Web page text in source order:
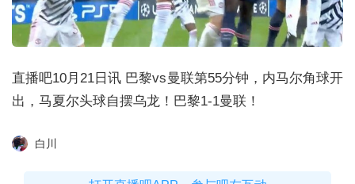
直播吧10月21日讯 巴黎vs曼联第55分钟，内马尔角球开
出，马夏尔头球自摆乌龙！巴黎1-1曼联！
白川